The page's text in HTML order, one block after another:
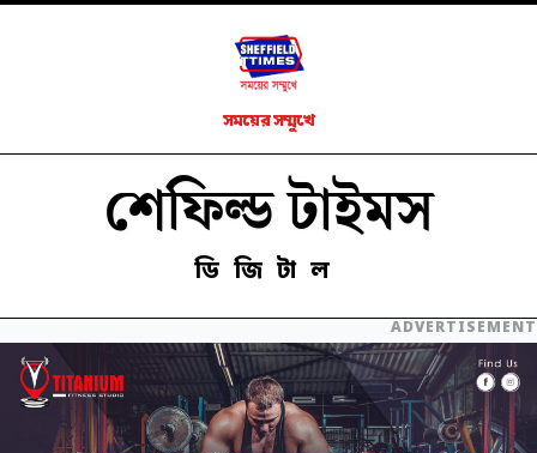
সময়ের সম্মুখে
শেফিল্ড টাইমস
ডিজিটাল
ADVERTISEMENT